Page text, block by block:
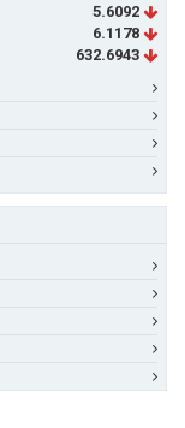
5.6092
6.1178
632.6943